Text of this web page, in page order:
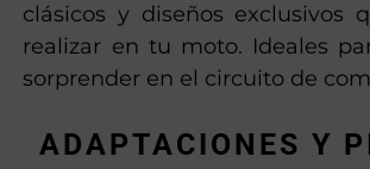
clásicos y diseños exclusivos
realizar en tu moto. Ideales
sorprender en el circuito de
ADAPTACIONES Y